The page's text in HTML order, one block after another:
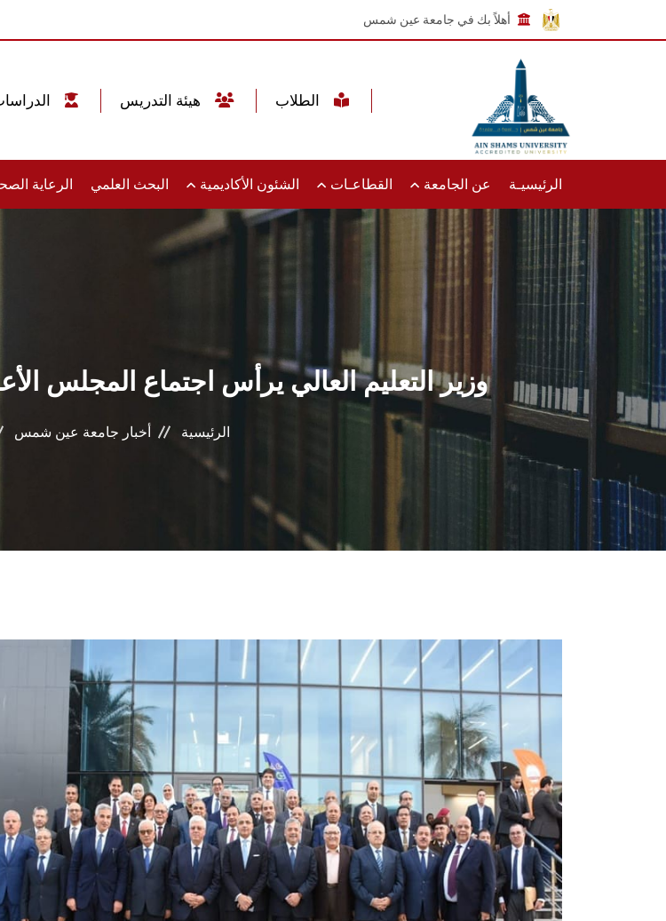
أهلاً بك في جامعة عين شمس
الرئيسيـة عن الجامعة القطاعـات الشئون الأكاديمية البحث العلمي الرعاية
وزير التعليم العالي يرأس اجتماع المجلس
الرئيسية أخبار جامعة عين شمس